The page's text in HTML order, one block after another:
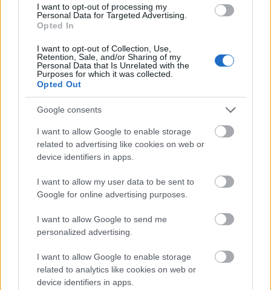
I want to opt-out of processing my
Personal Data for Targeted Advertising.
Opted In
I want to opt-out of Collection, Use,
Retention, Sale, and/or Sharing of my
Personal Data that Is Unrelated with the
Purposes for which it was collected.
Opted Out
Google consents
I want to allow Google to enable storage
related to advertising like cookies on web or
device identifiers in apps.
I want to allow my user data to be sent to
Google for online advertising purposes.
I want to allow Google to send me
personalized advertising.
I want to allow Google to enable storage
related to analytics like cookies on web or
device identifiers in apps.
(Forrás: walmart.com)
Június 21-én megint leszállították a két századunkat
a lóról és behelyeztékZapirovnála gyalogság közé.
Megint egy úgynevezett lükkébe (»lükké« alatt az
értendő, hogy egy hézag két gyalogsági vonal között
kitöltendő.) Június 23. és 24-én
derítettünk fel. Érdekes és nevezetes dolog történt itt
velünk. Délután 3 óra lehetett, Zoltance előtt
magaslaton állt a divízió egy magaslat mellett,
domb és fák takarása alatt. Mi Benes ezredessel és
Máriássyval figyeltük az előttünk 1500–2000 lépésre
tüzérség dolgozott, bennünket nemigen lőttek,
valószínűleg nem is vettek észre. Gyalogságunk még
lévő sűrű erdőben teljesen takarásban vonult előre.
Egyszerre csak nagy autórobogást hallunk, kinézünk
sebességgel az oroszok irányában. Megállítjuk a
kocsikat, nagy meglepetés. Az autókban az
Oberkommandoült, köztük